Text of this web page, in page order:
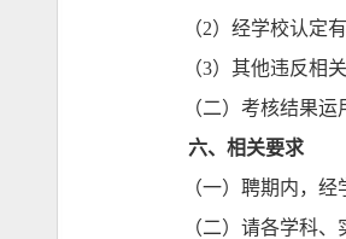
（2）经学校认定
（3）其他违反相
（二）考核结果
六、相关要求
（一） 聘期内，经
（二）请各学科、